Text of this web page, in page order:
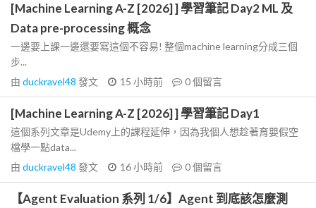
[Machine Learning A-Z [2026] ] 學習筆記 Day2 ML 及
Data pre-processing 概念
一邊要上課一邊還要寫這個不容易! 整個machine learning分成三個
步...
由 duckravel48 發文 15 小時前 0個留言
[Machine Learning A-Z [2026] ] 學習筆記 Day1
這個系列文章是Udemy上的課程延伸，因為我個人想趁著育嬰假空
檔學一點data...
由 duckravel48 發文 16 小時前 0個留言
【Agent Evaluation 系列 1/6】Agent 到底該怎麼測